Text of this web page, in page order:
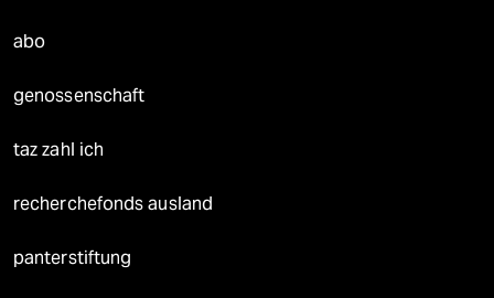
abo
genossenschaft
taz zahl ich
recherchefonds ausland
panterstiftung